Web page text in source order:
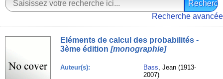
Recherche avancée
Eléments de calcul des probabilités -
3ème édition [monographie]
Auteur(s): Bass, Jean (1913-
2007)